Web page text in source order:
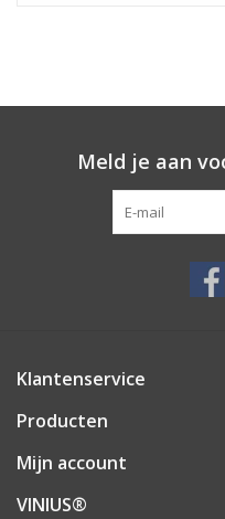
Meld je aan
Klantenservice
Producten
Mijn account
VINIUS®